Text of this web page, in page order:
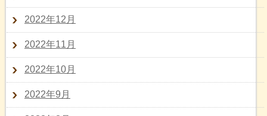
2022年12月
2022年11月
2022年10月
2022年9月